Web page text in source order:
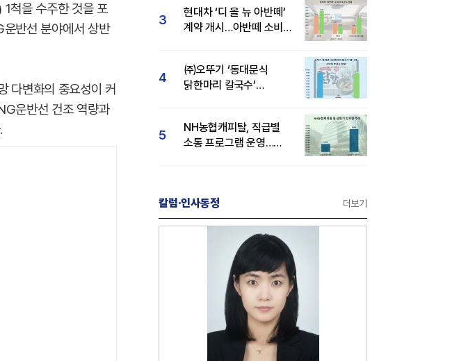
척을 수주한 것을 포
반선 분야에서 상반
다변화의 중요성이 커
운반선 건조 역량과
3
현대차 ‘디 올 뉴 아반떼’
계약 개시…아반떼 소비자
4
㈜오뚜기 ‘동대문식
닭한마리 칼국수’
5
NH농협캐피탈, 직급별
소통 프로그램 운영…
칼럼·인사동정 더보기